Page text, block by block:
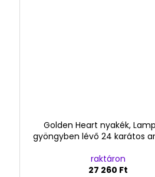
Golden Heart nyakék,
gyöngyben lévő 24 karátos
raktáron
27 260 Ft